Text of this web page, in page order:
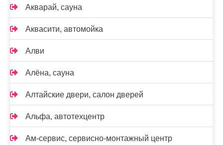
Акварай, сауна
Аквасити, автомойка
Алви
Алёна, сауна
Алтайские двери, салон дверей
Альфа, автотехцентр
Ам-сервис, сервисно-монтажный центр